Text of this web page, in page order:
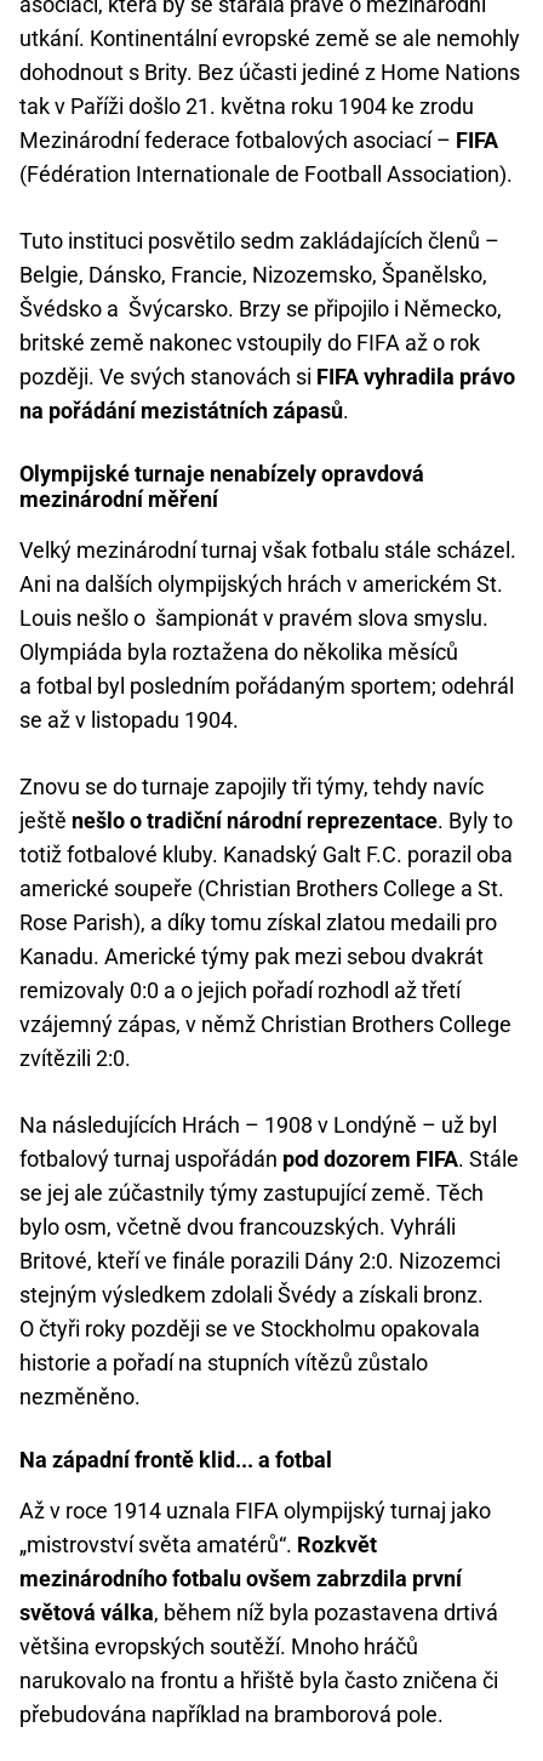
utkání. Kontinentální evropské země se ale nemohly
dohodnout s Brity. Bez účasti jediné z Home Nations
tak v Paříži došlo 21. května roku 1904 ke zrodu
Mezinárodní federace fotbalových asociací – FIFA
(Fédération Internationale de Football Association).
Tuto instituci posvětilo sedm zakládajících členů –
Belgie, Dánsko, Francie, Nizozemsko, Španělsko,
Švédsko a Švýcarsko. Brzy se připojilo i Německo,
britské země nakonec vstoupily do FIFA až o rok
později. Ve svých stanovách si FIFA vyhradila právo
na pořádání mezistátních zápasů.
Olympijské turnaje nenabízely opravdová
mezinárodní měření
Velký mezinárodní turnaj však fotbalu stále scházel.
Ani na dalších olympijských hrách v americkém St.
Louis nešlo o šampionát v pravém slova smyslu.
Olympiáda byla roztažena do několika měsíců
a fotbal byl posledním pořádaným sportem; odehrál
se až v listopadu 1904.
Znovu se do turnaje zapojily tři týmy, tehdy navíc
ještě nešlo o tradiční národní reprezentace. Byly to
totiž fotbalové kluby. Kanadský Galt F.C. porazil oba
americké soupeře (Christian Brothers College a St.
Rose Parish), a díky tomu získal zlatou medaili pro
Kanadu. Americké týmy pak mezi sebou dvakrát
remizovaly 0:0 a o jejich pořadí rozhodl až třetí
vzájemný zápas, v němž Christian Brothers College
zvítězili 2:0.
Na následujících Hrách – 1908 v Londýně – už byl
fotbalový turnaj uspořádán pod dozorem FIFA. Stále
se jej ale zúčastnily týmy zastupující země. Těch
bylo osm, včetně dvou francouzských. Vyhráli
Britové, kteří ve finále porazili Dány 2:0. Nizozemci
stejným výsledkem zdolali Švédy a získali bronz.
O čtyři roky později se ve Stockholmu opakovala
historie a pořadí na stupních vítězů zůstalo
nezměněno.
Na západní frontě klid... a fotbal
Až v roce 1914 uznala FIFA olympijský turnaj jako
„mistrovství světa amatérů“. Rozkvět
mezinárodního fotbalu ovšem zabrzdila první
světová válka, během níž byla pozastavena drtivá
většina evropských soutěží. Mnoho hráčů
narukovalo na frontu a hřiště byla často zničena či
přebudována například na bramborová pole.